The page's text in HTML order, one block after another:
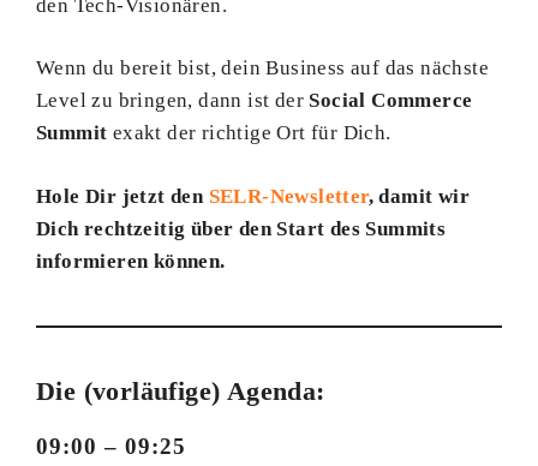
den Tech-Visionären.
Wenn du bereit bist, dein Business auf das nächste
Level zu bringen, dann ist der Social Commerce
Summit exakt der richtige Ort für Dich.
Hole Dir jetzt den SELR-Newsletter, damit wir
Dich rechtzeitig über den Start des Summits
informieren können.
Die (vorläufige) Agenda:
09:00 – 09:25